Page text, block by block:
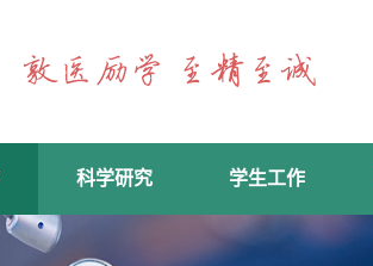
科学研究 学生工作